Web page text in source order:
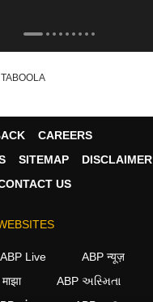
CAREERS
SITEMAP
DISCLAIMER
US
ABP Live
ABP न्यूज़
ABP અસ્મિતા